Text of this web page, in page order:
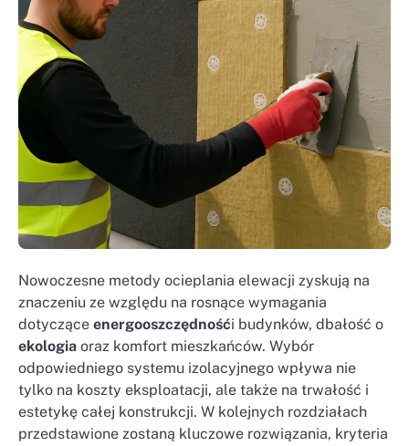
Nowoczesne metody ocieplania elewacji zyskują na
znaczeniu ze względu na rosnące wymagania
dotyczące energooszczędnośći budynków, dbałość o
ekologia oraz komfort mieszkańców. Wybór
odpowiedniego systemu izolacyjnego wpływa nie
tylko na koszty eksploatacji, ale także na trwałość i
estetykę całej konstrukcji. W kolejnych rozdziałach
przedstawione zostaną kluczowe rozwiązania, kryteria